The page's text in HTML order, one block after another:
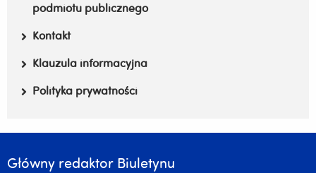
podmiotu publicznego
Kontakt
Klauzula informacyjna
Polityka prywatności
Główny redaktor Biuletynu